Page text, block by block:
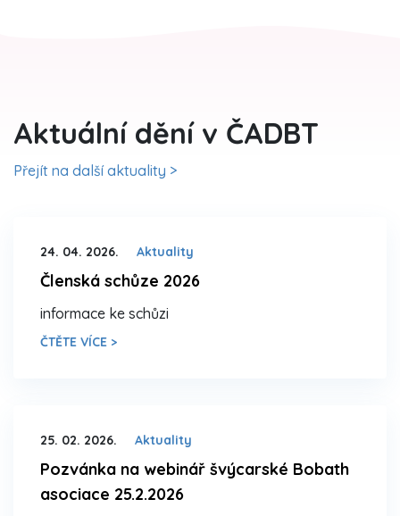
Aktuální dění v ČADBT
Přejít na další aktuality >
24. 04. 2026. Aktuality
Členská schůze 2026
informace ke schůzi
ČTĚTE VÍCE >
25. 02. 2026. Aktuality
Pozvánka na webinář švýcarské Bobath
asociace 25.2.2026